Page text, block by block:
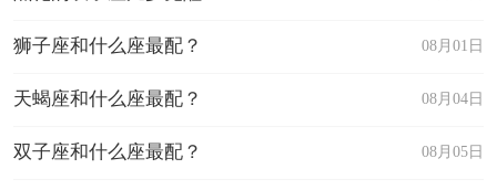
08月01日
狮子座和什么座最配？
08月04日
天蝎座和什么座最配？
08月05日
双子座和什么座最配？